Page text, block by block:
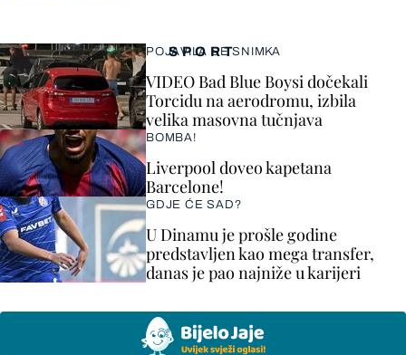
SPORT
POJAVILA SE SNIMKA
VIDEO Bad Blue Boysi dočekali
Torcidu na aerodromu, izbila
velika masovna tučnjava
BOMBA!
Liverpool doveo kapetana
Barcelone!
GDJE ĆE SAD?
U Dinamu je prošle godine
predstavljen kao mega transfer,
danas je pao najniže u karijeri